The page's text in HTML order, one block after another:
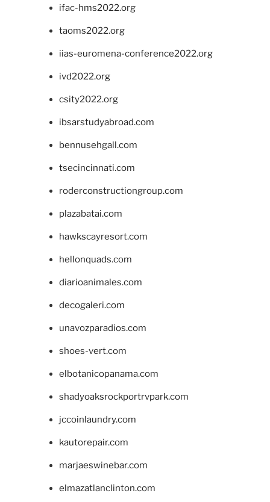
ifac-hms2022.org
taoms2022.org
iias-euromena-conference2022.org
ivd2022.org
csity2022.org
ibsarstudyabroad.com
bennusehgall.com
tsecincinnati.com
roderconstructiongroup.com
plazabatai.com
hawkscayresort.com
hellonquads.com
diarioanimales.com
decogaleri.com
unavozparadios.com
shoes-vert.com
elbotanicopanama.com
shadyoaksrockportrvpark.com
jccoinlaundry.com
kautorepair.com
marjaeswinebar.com
elmazatlanclinton.com